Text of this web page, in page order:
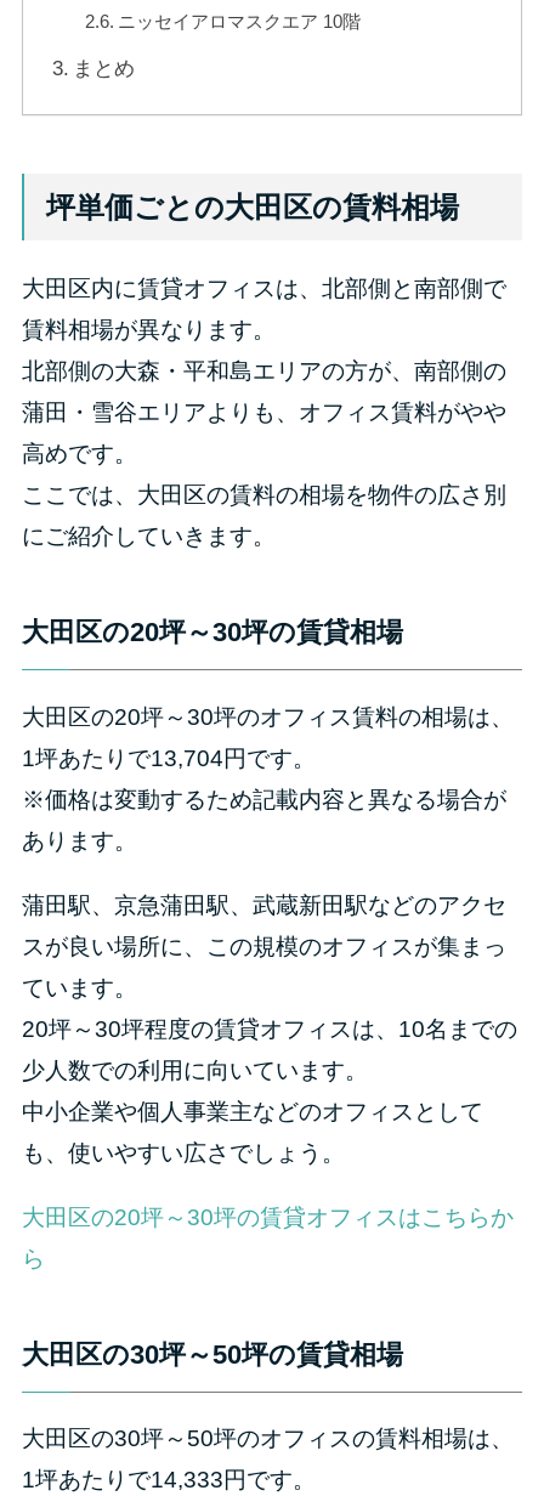
ニッセイアロマスクエア 10階
まとめ
坪単価ごとの大田区の賃料相場
大田区内に賃貸オフィスは、北部側と南部側で
賃料相場が異なります。
北部側の大森・平和島エリアの方が、南部側の
蒲田・雪谷エリアよりも、オフィス賃料がやや
高めです。
ここでは、大田区の賃料の相場を物件の広さ別
にご紹介していきます。
大田区の20坪～30坪の賃貸相場
大田区の20坪～30坪のオフィス賃料の相場は、
1坪あたりで13,704円です。
※価格は変動するため記載内容と異なる場合が
あります。
蒲田駅、京急蒲田駅、武蔵新田駅などのアクセ
スが良い場所に、この規模のオフィスが集まっ
ています。
20坪～30坪程度の賃貸オフィスは、10名までの
少人数での利用に向いています。
中小企業や個人事業主などのオフィスとして
も、使いやすい広さでしょう。
大田区の20坪～30坪の賃貸オフィスはこちらか
ら
大田区の30坪～50坪の賃貸相場
大田区の30坪～50坪のオフィスの賃料相場は、
1坪あたりで14,333円です。